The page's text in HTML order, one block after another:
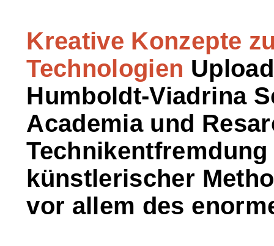
Kreative Konzepte
Technologien
Humboldt-Viadrina
Academia und
künstlerischer
vor allem des